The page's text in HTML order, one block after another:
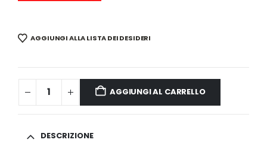
AGGIUNGI ALLA LISTA DEI DESIDERI
AGGIUNGI AL CARRELLO
DESCRIZIONE